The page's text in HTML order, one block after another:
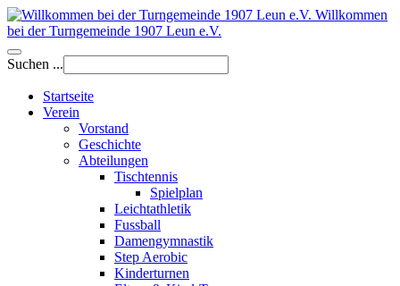
Willkommen
bei der Turngemeinde 1907 Leun e.V.
Suchen ...
Startseite
Verein
Vorstand
Geschichte
Abteilungen
Tischtennis
Spielplan
Leichtathletik
Fussball
Damengymnastik
Step Aerobic
Kinderturnen